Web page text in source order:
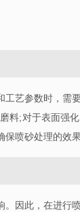
艺参数时，需
料;对于表面强
喷砂处理的效果
因此，在进行